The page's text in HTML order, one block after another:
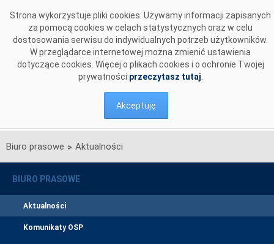
Strona wykorzystuje pliki cookies. Używamy informacji zapisanych
za pomocą cookies w celach statystycznych oraz w celu
dostosowania serwisu do indywidualnych potrzeb użytkowników.
W przeglądarce internetowej można zmienić ustawienia
dotyczące cookies. Więcej o plikach cookies i o ochronie Twojej
prywatności przeczytasz tutaj
Akceptuję
Biuro prasowe > Aktualności
BIURO PRASOWE
Aktualności
Komunikaty OSP